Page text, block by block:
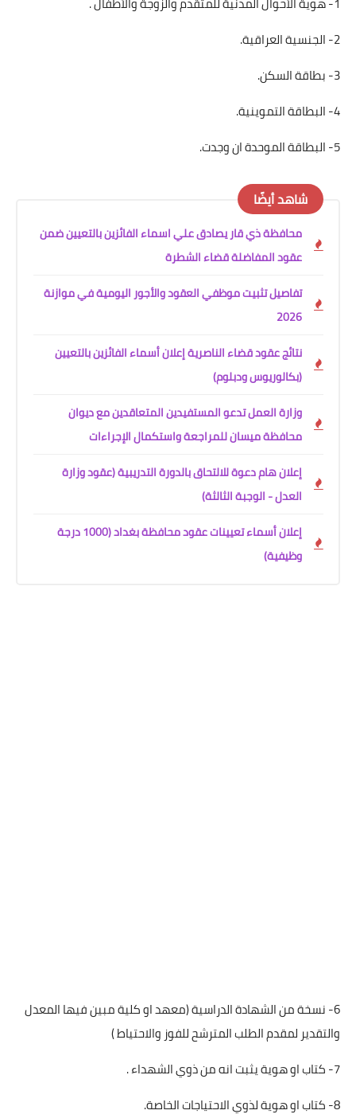
2- الجنسية العراقية.
3- بطاقة السكن.
4- البطاقة التموينية.
5- البطاقة الموحدة ان وجدت.
شاهد أيضًا
محافظة ذي قار يصادق علي اسماء الفائزين بالتعيين ضمن
عقود المفاضلة قضاء الشطرة
تفاصيل تثبيت موظفي العقود والأجور اليومية في موازنة
2026
نتائج عقود قضاء الناصرية إعلان أسماء الفائزين بالتعيين
(بكالوريوس ودبلوم)
وزارة العمل تدعو المستفيدين المتعاقدين مع ديوان
محافظة ميسان للمراجعة واستكمال الإجراءات
إعلان هام دعوة للالتحاق بالدورة التدريبية (عقود وزارة
العدل - الوجبة الثالثة)
إعلان أسماء تعيينات عقود محافظة بغداد (1000 درجة
وظيفية)
6- نسخة من الشهادة الدراسية (معهد او كلية مبين فيها المعدل
والتقدير لمقدم الطلب المترشح للفوز والاحتياط )
7- كتاب او هوية يثبت انه من ذوي الشهداء .
8- كتاب او هوية لذوي الاحتياجات الخاصة.